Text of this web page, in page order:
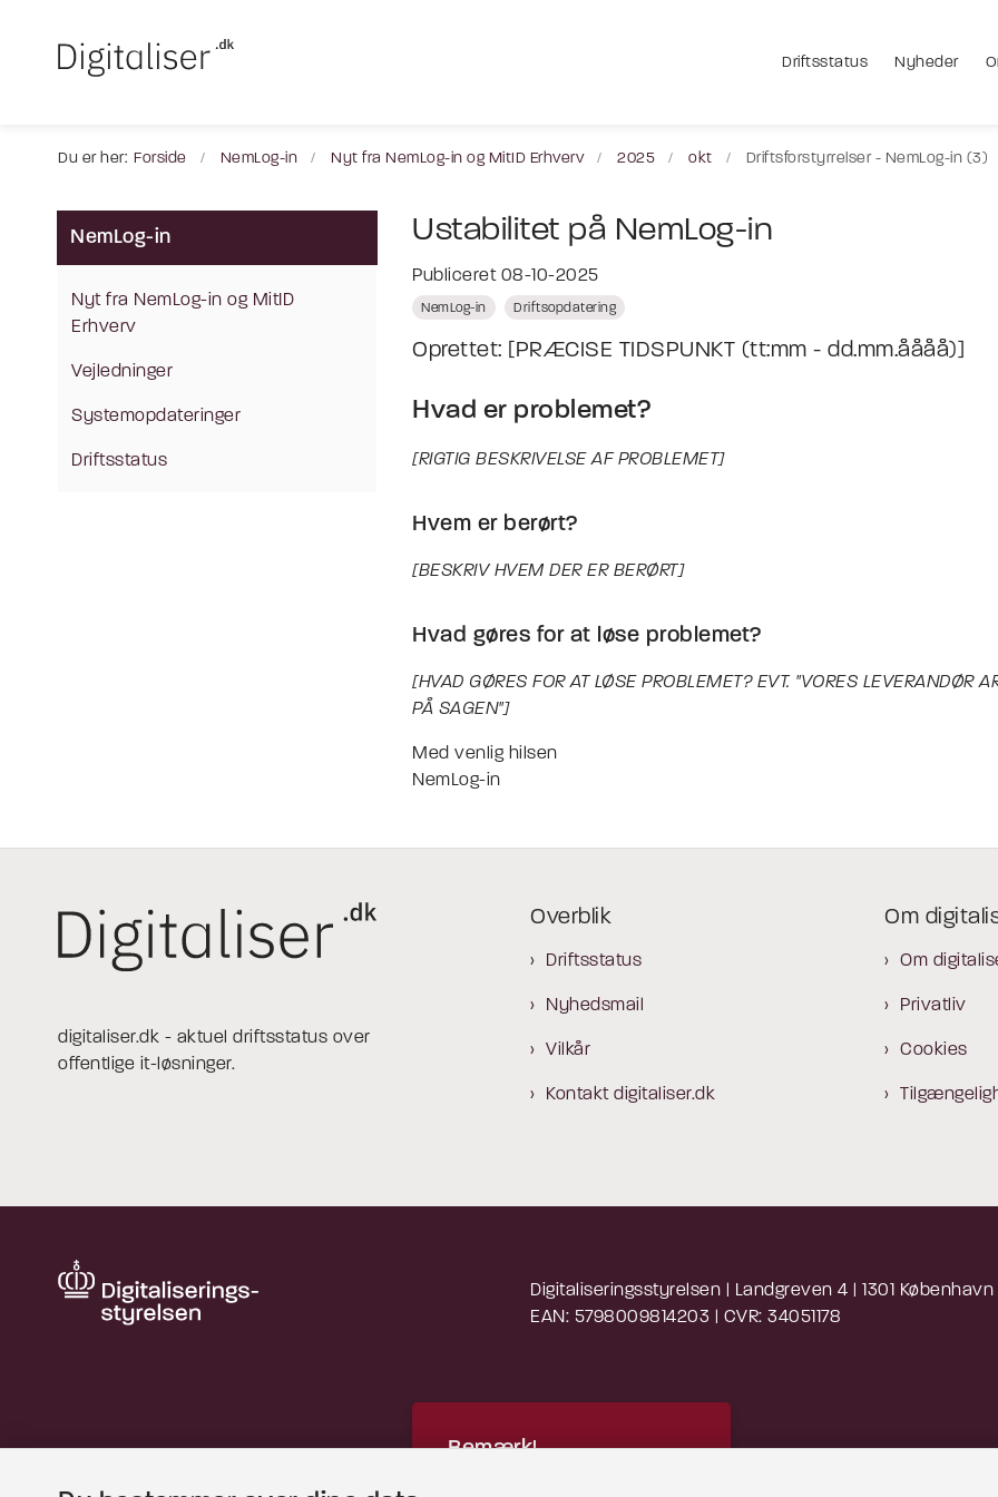
Driftsstatus Nyheder
Du er her: Forside NemLog-in Nyt fra NemLog-in og MitID Erhverv 2025 okt Driftsforstyrrelser - NemLog-in (3)
NemLog-in
Nyt fra NemLog-in og MitID
Erhverv
Vejledninger
Systemopdateringer
Driftsstatus
Ustabilitet på NemLog-in
Publiceret 08-10-2025
NemLog-in Driftsopdatering
Oprettet: [PRÆCISE TIDSPUNKT (tt:mm - dd.mm.åååå)]
Hvad er problemet?
[RIGTIG BESKRIVELSE AF PROBLEMET]
Hvem er berørt?
[BESKRIV HVEM DER ER BERØRT]
Hvad gøres for at løse problemet?
[HVAD GØRES FOR AT LØSE PROBLEMET? EVT. "VORES LEVERANDØR
PÅ SAGEN"]
Med venlig hilsen
NemLog-in
digitaliser.dk - aktuel driftsstatus over
offentlige it-løsninger.
Overblik
Driftsstatus
Nyhedsmail
Vilkår
Kontakt digitaliser.dk
Om
Om
Privatliv
Cookies
Digitaliseringsstyrelsen | Landgreven 4 | 1301 København
EAN: 5798009814203 | CVR: 34051178
Bemærk!